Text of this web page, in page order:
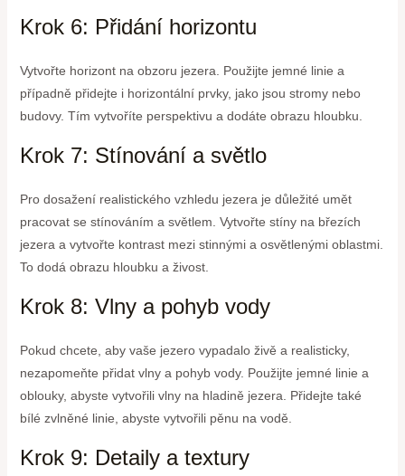
Krok 6: Přidání horizontu
Vytvořte horizont na obzoru jezera. Použijte jemné linie a
případně přidejte i horizontální prvky, jako jsou stromy nebo
budovy. Tím vytvoříte perspektivu a dodáte obrazu hloubku.
Krok 7: Stínování a světlo
Pro dosažení realistického vzhledu jezera je důležité umět
pracovat se stínováním a světlem. Vytvořte stíny na březích
jezera a vytvořte kontrast mezi stinnými a osvětlenými oblastmi.
To dodá obrazu hloubku a živost.
Krok 8: Vlny a pohyb vody
Pokud chcete, aby vaše jezero vypadalo živě a realisticky,
nezapomeňte přidat vlny a pohyb vody. Použijte jemné linie a
oblouky, abyste vytvořili vlny na hladině jezera. Přidejte také
bílé zvlněné linie, abyste vytvořili pěnu na vodě.
Krok 9: Detaily a textury